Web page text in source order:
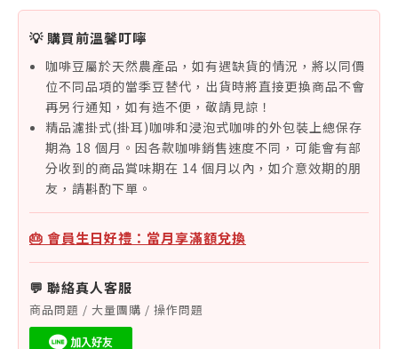
💡 購買前溫馨叮嚀
咖啡豆屬於天然農產品，如有遇缺貨的情況，將以同價
位不同品項的當季豆替代，出貨時將直接更換商品不會
再另行通知，如有造不便，敬請見諒！
精品濾掛式(掛耳)咖啡和浸泡式咖啡的外包裝上總保存
期為 18 個月。因各款咖啡銷售速度不同，可能會有部
分收到的商品賞味期在 14 個月以內，如介意效期的朋
友，請斟酌下單。
🎂 會員生日好禮：當月享滿額兌換
💬 聯絡真人客服
商品問題 / 大量團購 / 操作問題